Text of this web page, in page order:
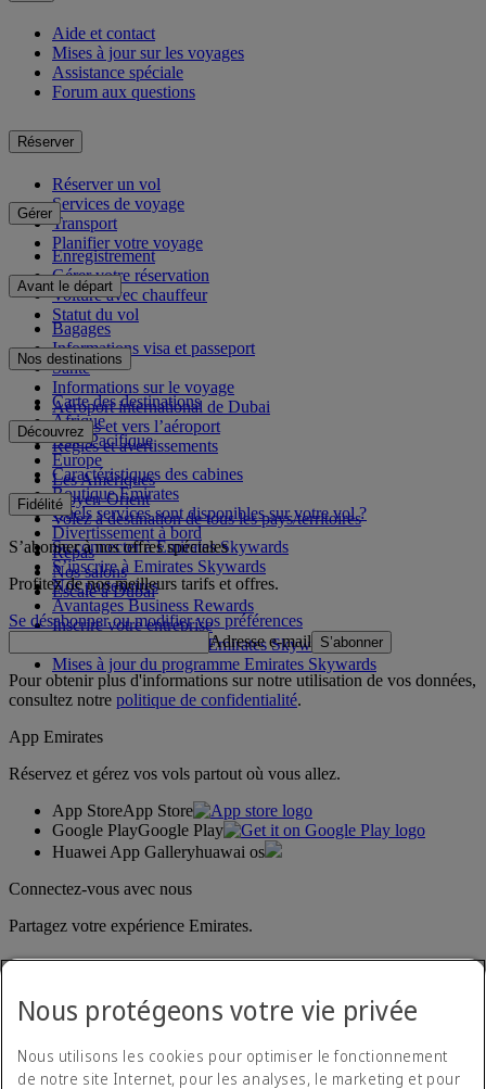
Aide et contact
Mises à jour sur les voyages
Assistance spéciale
Forum aux questions
Réserver
Réserver un vol
Services de voyage
Transport
Planifier votre voyage
Gérer
Enregistrement
Gérer votre réservation
Voiture avec chauffeur
Statut du vol
Avant le départ
Bagages
Informations visa et passeport
Santé
Informations sur le voyage
Aéroport international de Dubai
Depuis et vers l’aéroport
Règles et avertissements
Nos destinations
Carte des destinations
Afrique
Asie-Pacifique
Europe
Les Amériques
Moyen-Orient
Volez à destination de tous les pays/territoires
Découvrez
Caractéristiques des cabines
Boutique Emirates
Quels services sont disponibles sur votre vol ?
Divertissement à bord
Repas
Nos salons
Escale à Dubai
Fidélité
Se connecter à Emirates Skywards
S’inscrire à Emirates Skywards
Nos partenaires
Avantages Business Rewards
Inscrire votre entreprise
Règles du programme Emirates Skywards
Mises à jour du programme Emirates Skywards
S’abonner à nos offres spéciales
Profitez de nos meilleurs tarifs et offres.
Se désabonner ou modifier vos préférences
Adresse e-mail S’abonner
Pour obtenir plus d'informations sur notre utilisation de vos données,
consultez notre politique de confidentialité.
App Emirates
Réservez et gérez vos vols partout où vous allez.
App StoreApp Store
Google PlayGoogle Play
Huawei App Galleryhuawai os
Connectez-vous avec nous
Partagez votre expérience Emirates.
Nous protégeons votre vie privée
Nous utilisons les cookies pour optimiser le fonctionnement
de notre site Internet, pour les analyses, le marketing et pour